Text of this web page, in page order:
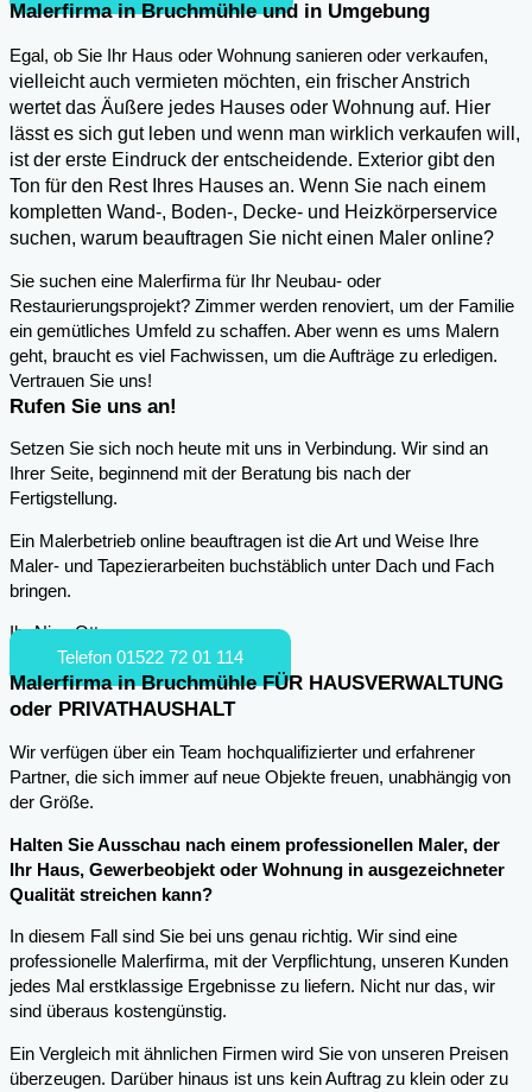
Malerfirma in Bruchmühle und in Umgebung
Egal, ob Sie Ihr Haus oder Wohnung sanieren oder verkaufen,
vielleicht auch vermieten möchten, ein frischer Anstrich
wertet das Äußere jedes Hauses oder Wohnung auf. Hier
lässt es sich gut leben und wenn man wirklich verkaufen will,
ist der erste Eindruck der entscheidende. Exterior gibt den
Ton für den Rest Ihres Hauses an. Wenn Sie nach einem
kompletten Wand-, Boden-, Decke- und Heizkörperservice
suchen, warum beauftragen Sie nicht einen Maler online?
Sie suchen eine Malerfirma für Ihr Neubau- oder
Restaurierungsprojekt? Zimmer werden renoviert, um der Familie
ein gemütliches Umfeld zu schaffen. Aber wenn es ums Malern
geht, braucht es viel Fachwissen, um die Aufträge zu erledigen.
Vertrauen Sie uns!
Rufen Sie uns an!
Setzen Sie sich noch heute mit uns in Verbindung. Wir sind an
Ihrer Seite, beginnend mit der Beratung bis nach der
Fertigstellung.
Ein Malerbetrieb online beauftragen ist die Art und Weise Ihre
Maler- und Tapezierarbeiten buchstäblich unter Dach und Fach
bringen.
Ihr Nico Otto
Telefon 01522 72 01 114
Malerfirma in Bruchmühle FÜR HAUSVERWALTUNG
oder PRIVATHAUSHALT
Wir verfügen über ein Team hochqualifizierter und erfahrener
Partner, die sich immer auf neue Objekte freuen, unabhängig von
der Größe.
Halten Sie Ausschau nach einem professionellen Maler, der
Ihr Haus, Gewerbeobjekt oder Wohnung in ausgezeichneter
Qualität streichen kann?
In diesem Fall sind Sie bei uns genau richtig. Wir sind eine
professionelle Malerfirma, mit der Verpflichtung, unseren Kunden
jedes Mal erstklassige Ergebnisse zu liefern. Nicht nur das, wir
sind überaus kostengünstig.
Ein Vergleich mit ähnlichen Firmen wird Sie von unseren Preisen
überzeugen. Darüber hinaus ist uns kein Auftrag zu klein oder zu